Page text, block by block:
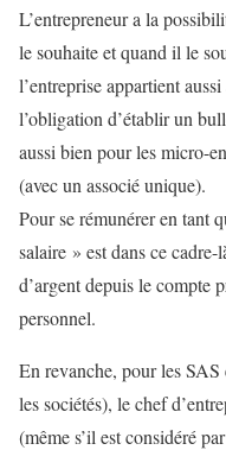
L’entrepreneur a la
le souhaite et quand il le
l’entreprise appartient
l’obligation d’établir un
aussi bien pour les micro-
(avec un associé unique).
Pour se rémunérer en tant
salaire » est dans ce
d’argent depuis le compte
personnel.
En revanche, pour les SAS
les sociétés), le chef
(même s’il est considéré